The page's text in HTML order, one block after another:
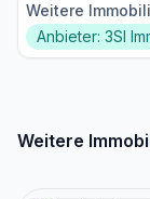
Weitere
Anbieter: 3SI
Weitere